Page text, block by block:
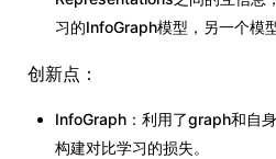
习的InfoGraph模型，另一个模
创新点：
InfoGraph：利用了graph和自
构建对比学习的损失。